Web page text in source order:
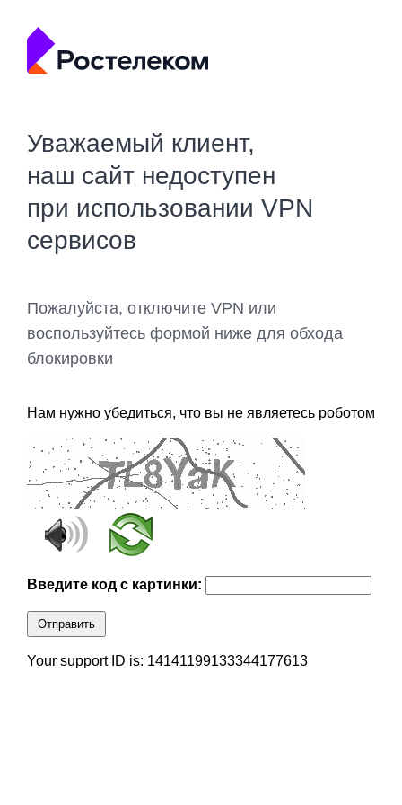
Уважаемый клиент,
наш сайт недоступен
при использовании VPN
сервисов
Пожалуйста, отключите VPN или
воспользуйтесь формой ниже для обхода
блокировки
Нам нужно убедиться, что вы не являетесь роботом
Введите код с картинки:
Отправить
Your support ID is: 14141199133344177613